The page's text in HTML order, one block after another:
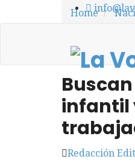
Home
Nacionales
infantil
Redacción